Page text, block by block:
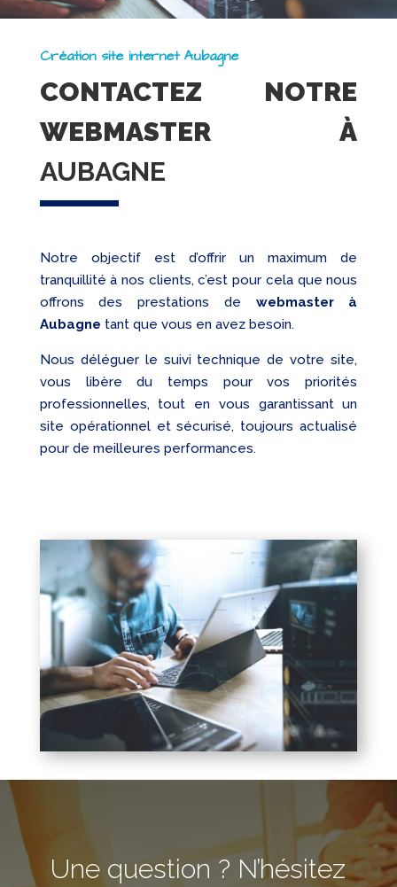
Création site internet Aubagne
CONTACTEZ NOTRE
WEBMASTER À
AUBAGNE
Notre objectif est d’offrir un maximum de
tranquillité à nos clients, c’est pour cela que nous
offrons des prestations de webmaster à
Aubagne tant que vous en avez besoin.
Nous déléguer le suivi technique de votre site,
vous libère du temps pour vos priorités
professionnelles, tout en vous garantissant un
site opérationnel et sécurisé, toujours actualisé
pour de meilleures performances.
Une question ? N’hésitez